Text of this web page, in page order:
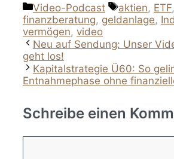
Kategorien
Video-Podcast aktien, ETF,
finanzberatung, geldanlage,
vermögen, video
Neu auf Sendung: Unser
geht los!
Kapitalstrategie Ü60: So
Entnahmephase ohne
Schreibe einen